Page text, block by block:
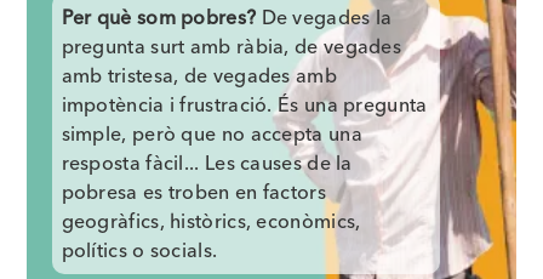
Per què som pobres? De vegades la
pregunta surt amb ràbia, de vegades
amb tristesa, de vegades amb
impotència i frustració. És una pregunta
simple, però que no accepta una
resposta fàcil... Les causes de la
pobresa es troben en factors
geogràfics, històrics, econòmics,
polítics o socials.